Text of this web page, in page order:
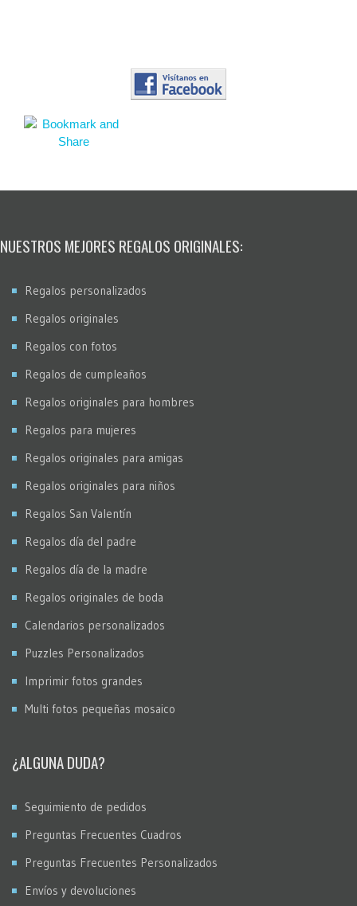
NUESTROS MEJORES REGALOS ORIGINALES:
Regalos personalizados
Regalos originales
Regalos con fotos
Regalos de cumpleaños
Regalos originales para hombres
Regalos para mujeres
Regalos originales para amigas
Regalos originales para niños
Regalos San Valentín
Regalos día del padre
Regalos día de la madre
Regalos originales de boda
Calendarios personalizados
Puzzles Personalizados
Imprimir fotos grandes
Multi fotos pequeñas mosaico
¿ALGUNA DUDA?
Seguimiento de pedidos
Preguntas Frecuentes Cuadros
Preguntas Frecuentes Personalizados
Envíos y devoluciones